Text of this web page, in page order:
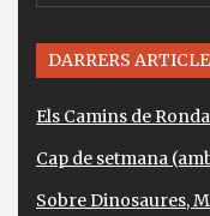
DARRERS
Els Camins de
Cap de setmana
Sobre Dinosaures,